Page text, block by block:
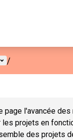
utilisateur
/
page l'avancée
projets en
des projets